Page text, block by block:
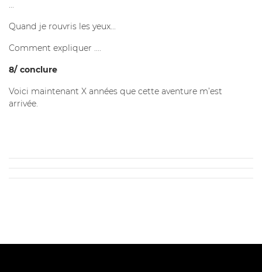
...
Quand je rouvris les yeux...
Comment expliquer ....
8/ conclure
Voici maintenant X années que cette aventure m’est
arrivée.